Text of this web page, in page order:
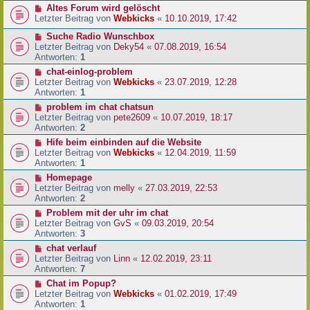
Altes Forum wird gelöscht
Letzter Beitrag von Webkicks « 10.10.2019, 17:42
Suche Radio Wunschbox
Letzter Beitrag von Deky54 « 07.08.2019, 16:54
Antworten: 1
chat-einlog-problem
Letzter Beitrag von Webkicks « 23.07.2019, 12:28
Antworten: 1
problem im chat chatsun
Letzter Beitrag von pete2609 « 10.07.2019, 18:17
Antworten: 2
Hife beim einbinden auf die Website
Letzter Beitrag von Webkicks « 12.04.2019, 11:59
Antworten: 1
Homepage
Letzter Beitrag von melly « 27.03.2019, 22:53
Antworten: 2
Problem mit der uhr im chat
Letzter Beitrag von GvS « 09.03.2019, 20:54
Antworten: 3
chat verlauf
Letzter Beitrag von
Linn « 12.02.2019, 23:11
Antworten: 7
Chat im Popup?
Letzter Beitrag von Webkicks « 01.02.2019, 17:49
Antworten: 1